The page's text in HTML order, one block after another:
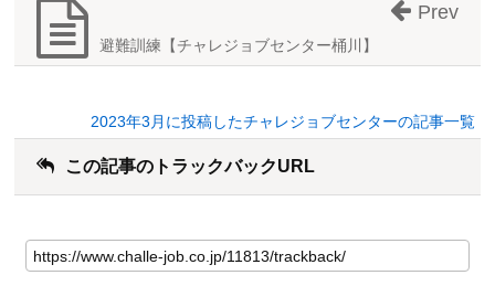
避難訓練【チャレジョブセンター桶川】
Prev
2023年3月に投稿したチャレジョブセンターの記事一覧
この記事のトラックバックURL
の
記